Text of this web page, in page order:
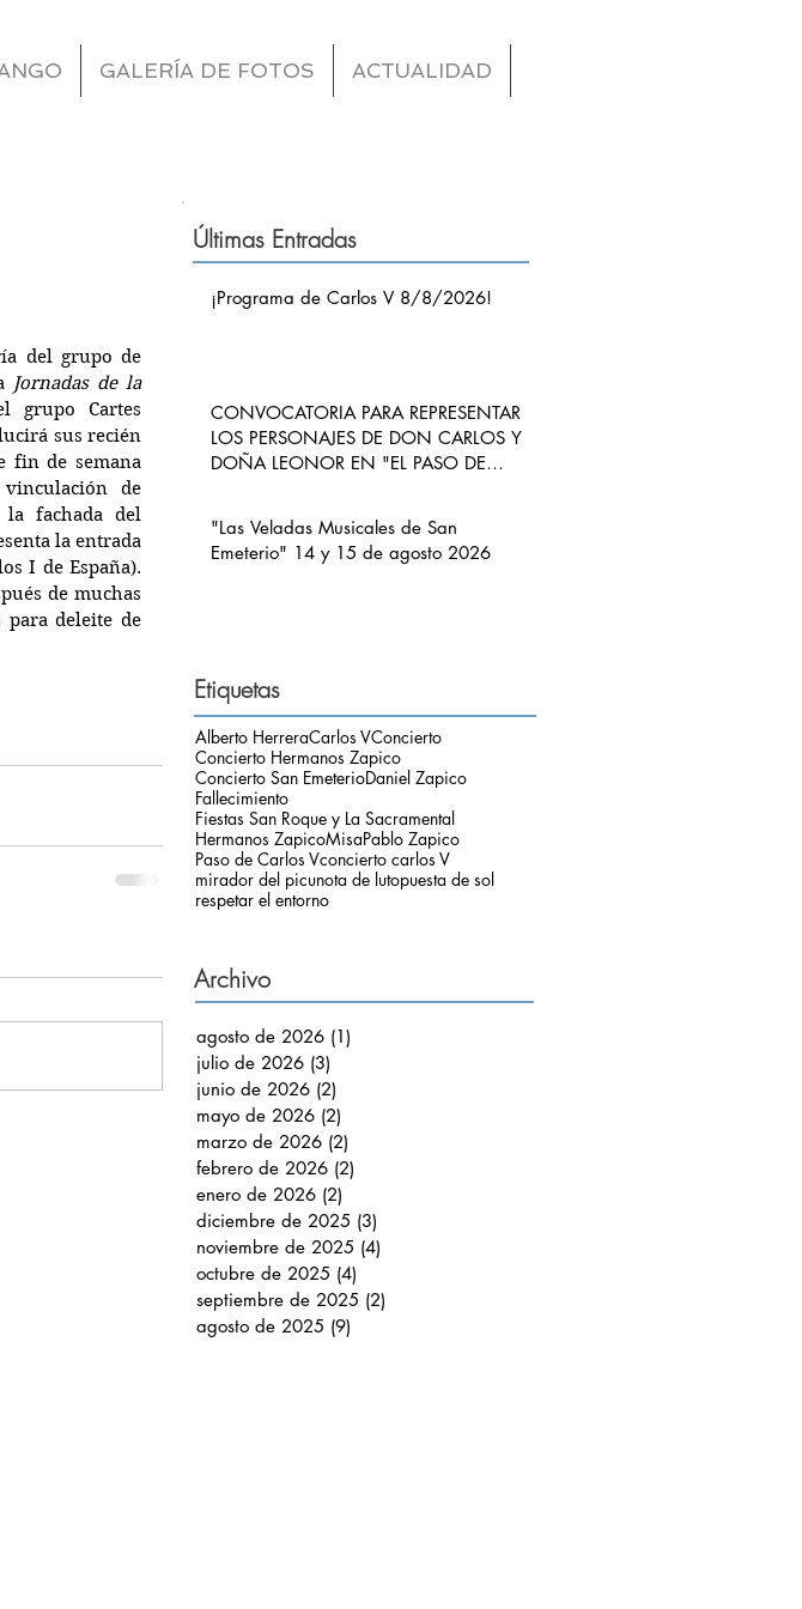
GALERÍA DE FOTOS ACTUALIDAD
del grupo de
Jornadas de la
grupo Cartes
sus recién
fin de semana
de
la fachada del
la entrada
I de España).
de muchas
deleite de
¡Programa de Carlos V 8/8/2026!
CONVOCATORIA PARA REPRESENTAR
LOS PERSONAJES DE DON CARLOS Y
DOÑA LEONOR EN "EL PASO DE
"Las Veladas Musicales de San
Emeterio" 14 y 15 de agosto 2026
Etiquetas
Alberto HerreraCarlos VConcierto
Concierto Hermanos Zapico
Concierto San EmeterioDaniel Zapico
Fallecimiento
Fiestas San Roque y La Sacramental
Hermanos ZapicoMisaPablo Zapico
Paso de Carlos Vconcierto carlos V
mirador del picunota de lutopuesta de sol
respetar el entorno
Archivo
agosto de 2026 (1)
julio de 2026 (3)
junio de 2026 (2)
mayo de 2026 (2)
marzo de 2026 (2)
febrero de 2026 (2)
enero de 2026 (2)
diciembre de 2025 (3)
noviembre de 2025 (4)
octubre de 2025 (4)
septiembre de 2025 (2)
agosto de 2025 (9)
Últimas Entradas